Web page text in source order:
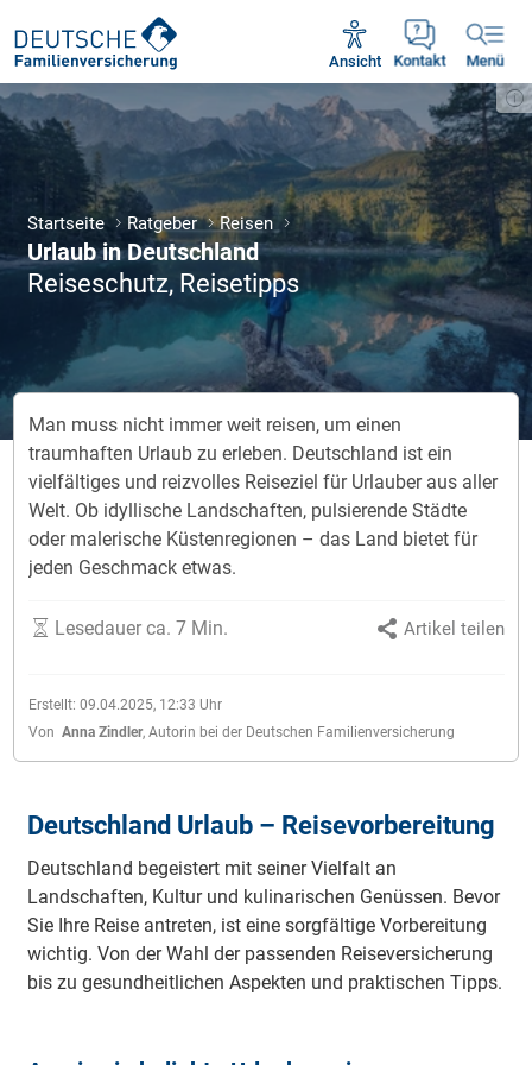
Kontakt
Ansicht Menü
Mo - Fr 09:00 - 18:30 Uhr
Startseite Ratgeber Reisen
Ur­laub in Deutsch­land
Rei­se­schu­tz, Rei­se­tip­ps
Man muss nicht immer weit reisen, um einen
traumhaften Urlaub zu erleben. Deutschland ist ein
vielfältiges und reizvolles Reiseziel für Urlauber aus aller
Welt. Ob idyllische Landschaften, pulsierende Städte
oder malerische Küstenregionen – das Land bietet für
jeden Geschmack etwas.
Erstellt: 09.04.2025, 12:33 Uhr
Von Anna Zindler, Autorin bei der Deutschen Familienversicherung
Lesedauer ca. 7 Min. Artikel teilen
Deutschland Urlaub – Reisevorbereitung
Deutschland begeistert mit seiner Vielfalt an
Landschaften, Kultur und kulinarischen Genüssen. Bevor
Sie Ihre Reise antreten, ist eine sorgfältige Vorbereitung
wichtig. Von der Wahl der passenden Reiseversicherung
bis zu gesundheitlichen Aspekten und praktischen Tipps.